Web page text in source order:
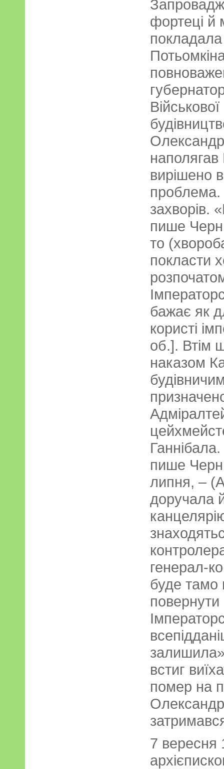
фортеці й
вирішено
проблема.
захворів.
пише
то
покласти
бажає як
користі
об.]. Втім
наказом
пише
липня, –
доручала
генерал-
буде тамо
встиг
помер на
7 вересня